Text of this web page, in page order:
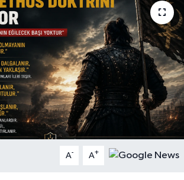
A- A+